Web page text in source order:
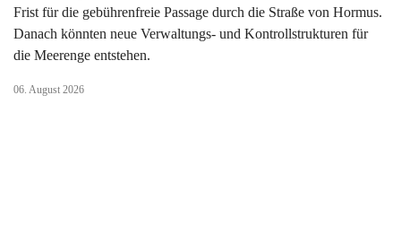
Frist für die gebührenfreie Passage durch die Straße von Hormus.
Danach könnten neue Verwaltungs- und Kontrollstrukturen für
die Meerenge entstehen.
06. August 2026